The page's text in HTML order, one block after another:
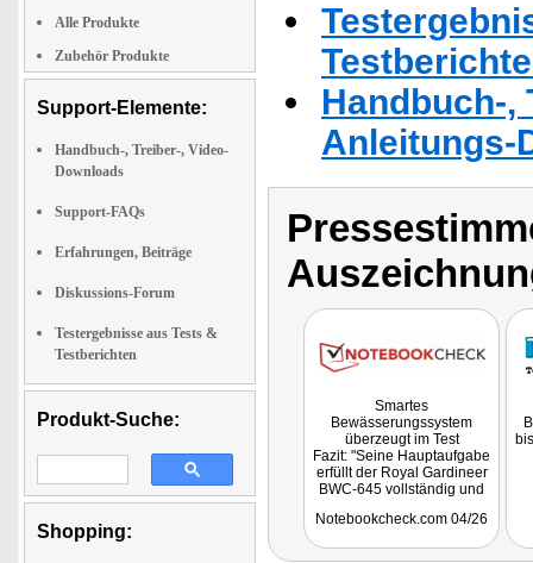
Alle Produkte
Zubehör Produkte
Support-Elemente:
Handbuch-, Treiber-, Video-
Downloads
Support-FAQs
Erfahrungen, Beiträge
Diskussions-Forum
Testergebnisse aus Tests &
Testberichten
Produkt-Suche:
Shopping:
Handbuch-,
Anleitungs-
Smartes
Bewässerungssystem
überzeugt im Test
Fazit: "Seine Hauptaufgabe
erfüllt der Royal Gardineer
BWC-645 vollständig und
als Helfer im Alltag eignet
Notebookcheck.com 04/26